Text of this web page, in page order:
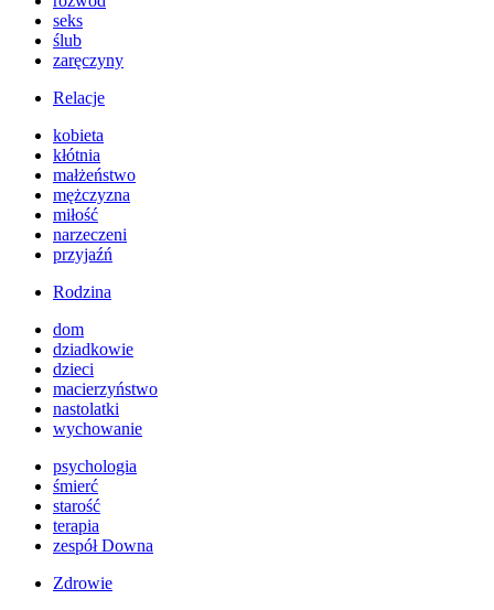
seks
ślub
zaręczyny
Relacje
kobieta
kłótnia
małżeństwo
mężczyzna
miłość
narzeczeni
przyjaźń
Rodzina
dom
dziadkowie
dzieci
macierzyństwo
nastolatki
wychowanie
psychologia
śmierć
starość
terapia
zespół Downa
Zdrowie